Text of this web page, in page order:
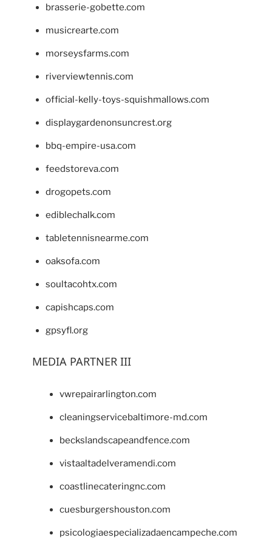
brasserie-gobette.com
musicrearte.com
morseysfarms.com
riverviewtennis.com
official-kelly-toys-squishmallows.com
displaygardenonsuncrest.org
bbq-empire-usa.com
feedstoreva.com
drogopets.com
ediblechalk.com
tabletennisnearme.com
oaksofa.com
soultacohtx.com
capishcaps.com
gpsyfl.org
MEDIA PARTNER III
vwrepairarlington.com
cleaningservicebaltimore-md.com
beckslandscapeandfence.com
vistaaltadelveramendi.com
coastlinecateringnc.com
cuesburgershouston.com
psicologiaespecializadaencampeche.com